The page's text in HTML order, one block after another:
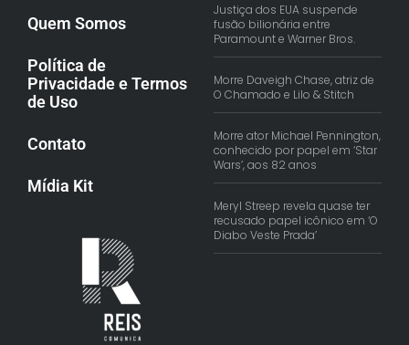
Quem Somos
Política de
Privacidade e Termos
de Uso
Contato
Mídia Kit
Justiça dos EUA suspende
fusão bilionária entre
Paramount e Warner Bros.
Morre Daveigh Chase, atriz de
O Chamado e Lilo & Stitch
Morre ator Michael Pennington,
conhecido por papel em ‘Star
Wars’, aos 82 anos
Meryl Streep revela quase ter
recusado papel icônico em ‘O
Diabo Veste Prada’